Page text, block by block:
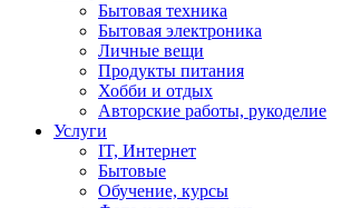
Бытовая техника
Бытовая электроника
Личные вещи
Продукты питания
Хобби и отдых
Авторские работы, рукоделие
Услуги
IT, Интернет
Бытовые
Обучение, курсы